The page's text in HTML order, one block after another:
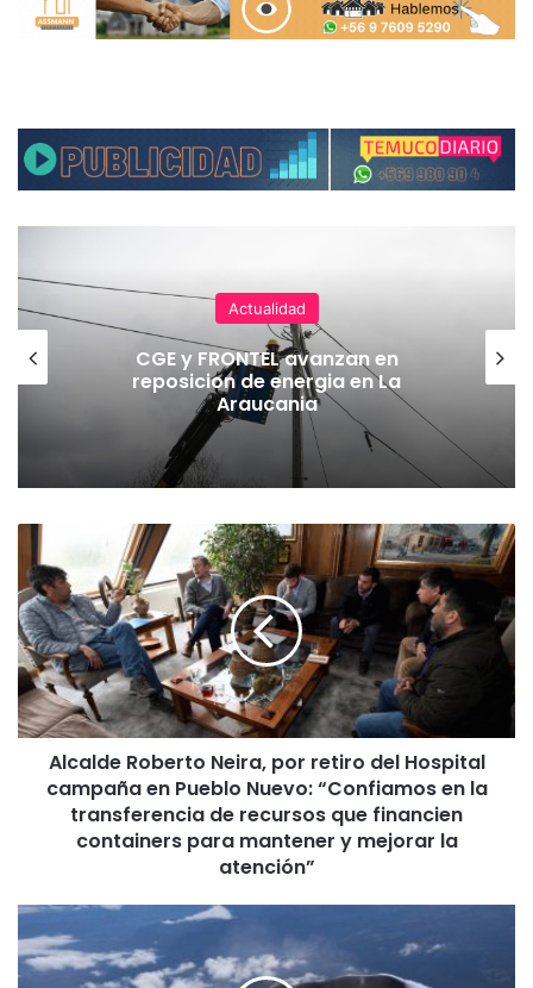
Actualidad
CGE y FRONTEL avanzan en
reposicion de energia en La
Araucania
c
a
l
d
e
R
o
e
i
r
Alcalde Roberto Neira, por retiro del Hospital
campaña en Pueblo Nuevo: “Confiamos en la
transferencia de recursos que financien
containers para mantener y mejorar la
atención”
T
u
r